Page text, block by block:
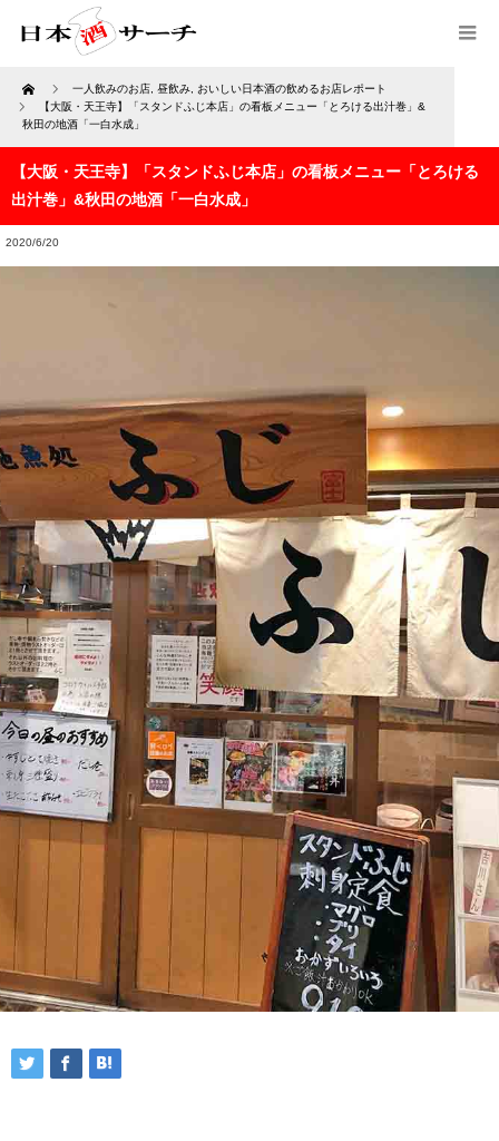
Home 一人飲みのお店 昼飲み
おいしい日本酒の飲めるお店レポート
【大阪・天王寺】「スタンドふじ本店」の看板メニュー「とろける出汁巻」&
秋田の地酒「一白水成」
【大阪・天王寺】「スタンドふじ本店」の看板メニュー「とろける
出汁巻」&秋田の地酒「一白水成」
2020/6/20